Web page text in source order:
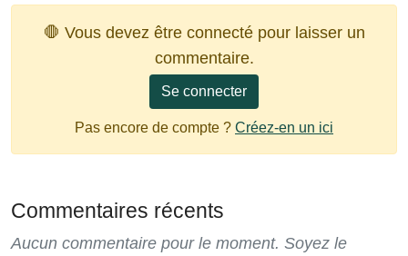
🛑 Vous devez être connecté pour laisser un
commentaire.
Se connecter
Pas encore de compte ? Créez-en un ici
Commentaires récents
Aucun commentaire pour le moment. Soyez le